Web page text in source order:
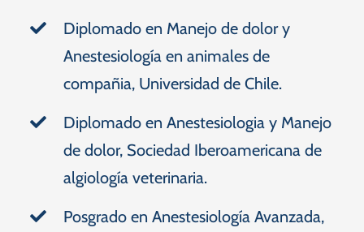
Diplomado en Manejo de dolor y
Anestesiología en animales de
compañia, Universidad de Chile.
Diplomado en Anestesiologia y Manejo
de dolor, Sociedad Iberoamericana de
algiología veterinaria.
Posgrado en Anestesiología Avanzada,